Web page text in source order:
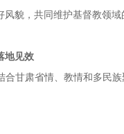
貌，共同维护基督教领域
地见效
甘肃省情、教情和多民